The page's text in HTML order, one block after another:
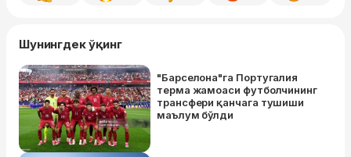
Шунингдек ўқинг
"Барселона"га Португалия
терма жамоаси футболчининг
трансфери қанчага тушиши
маълум бўлди